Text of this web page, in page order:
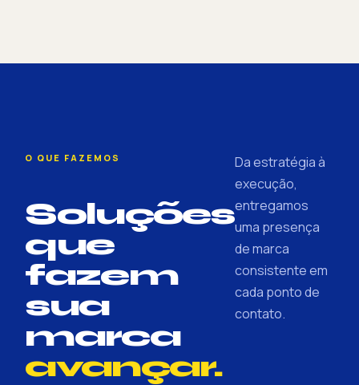
O QUE FAZEMOS
Soluções
que
fazem
sua
marca
avançar.
Da estratégia à
execução,
entregamos
uma presença
de marca
consistente em
cada ponto de
contato.